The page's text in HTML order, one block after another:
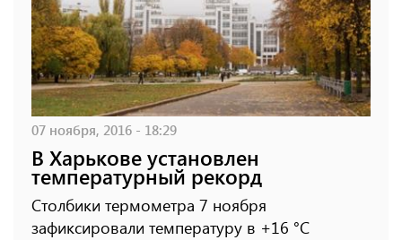
07 ноября, 2016 - 18:29
В Харькове установлен
температурный рекорд
Столбики термометра 7 ноября
зафиксировали температуру в +16 °C